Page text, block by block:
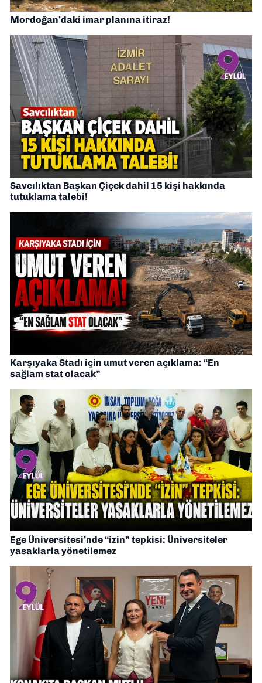
Mordoğan’daki imar planına itiraz!
Savcılıktan Başkan Çiçek dahil 15 kişi hakkında
tutuklama talebi!
Karşıyaka Stadı için umut veren açıklama: “En
sağlam stat olacak”
Ege Üniversitesi’nde “izin” tepkisi: Üniversiteler
yasaklarla yönetilemez